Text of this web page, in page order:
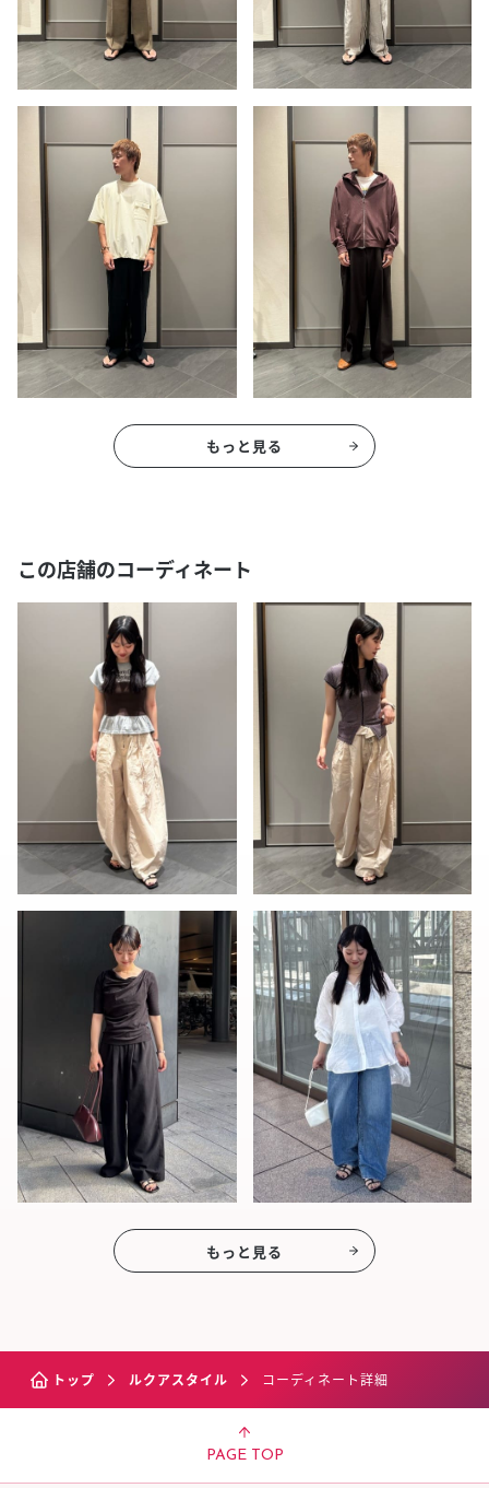
もっと見る
この店舗のコーディネート
もっと見る
トップ ルクアスタイル コーディネート詳細
PAGE TOP